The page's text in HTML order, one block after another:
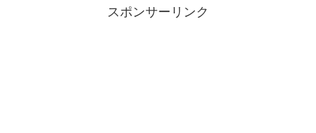
スポンサーリンク